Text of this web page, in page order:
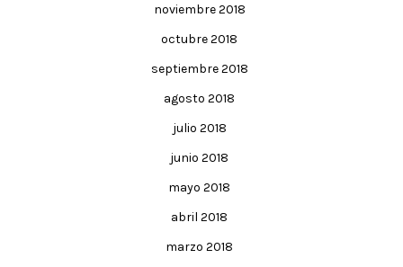
noviembre 2018
octubre 2018
septiembre 2018
agosto 2018
julio 2018
junio 2018
mayo 2018
abril 2018
marzo 2018